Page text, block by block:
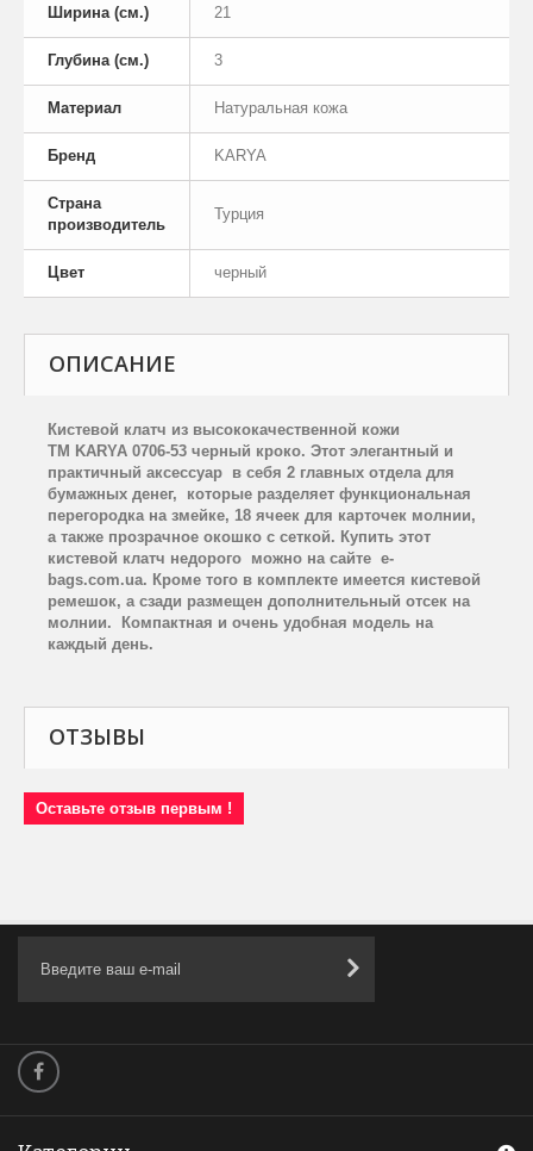
Ширина (см.) 21
Глубина (см.) 3
Материал Натуральная кожа
Бренд KARYA
Страна
производитель
Турция
Цвет черный
ОПИСАНИЕ
Кистевой клатч из высококачественной кожи
TM KARYA 0706-53 черный кроко. Этот элегантный и
практичный аксессуар в себя 2 главных отдела для
бумажных денег,
которые разделяет функциональная
перегородка на змейке, 18 ячеек для карточек молнии,
а также прозрачное окошко с сеткой. Купить этот
кистевой клатч недорого можно на сайте e-
bags.com.ua. Кроме того в комплекте имеется кистевой
ремешок, а сзади размещен дополнительный отсек на
молнии.
Компактная и очень удобная модель на
каждый день.
ОТЗЫВЫ
Оставьте отзыв первым !